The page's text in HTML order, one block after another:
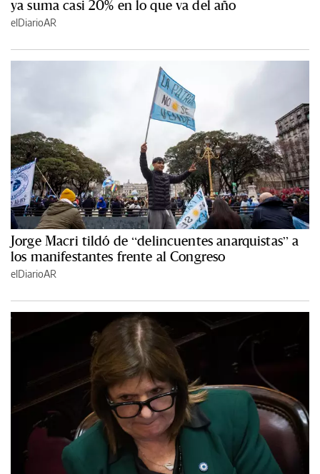
ya suma casi 20% en lo que va del año
elDiarioAR
Jorge Macri tildó de “delincuentes anarquistas” a
los manifestantes frente al Congreso
elDiarioAR